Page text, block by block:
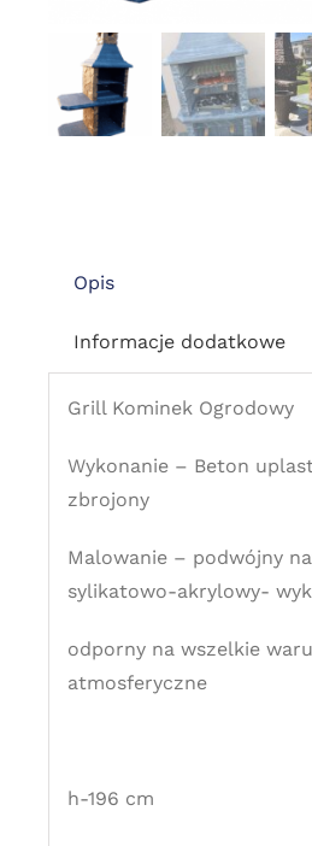
Opis
Informacje dodatkowe
Grill Kominek Ogrodowy
Wykonanie – Beton
zbrojony
Malowanie – podwójny
sylikatowo-akrylowy-
odporny na wszelkie
atmosferyczne
h-196 cm